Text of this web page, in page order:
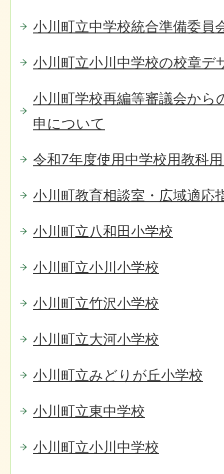
小川町立中学校統合準備委員
小川町立小川中学校の校章デ
小川町学校再編等審議会から
申について
令和7年度使用中学校用教科
小川町教育相談室・広域適応
小川町立八和田小学校
小川町立小川小学校
小川町立竹沢小学校
小川町立大河小学校
小川町立みどりが丘小学校
小川町立東中学校
小川町立小川中学校